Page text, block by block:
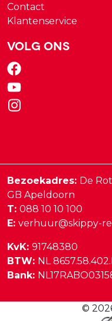
Contact
Klantenservice
Volg ons
Bezoekadres: De
GB Apeldoorn
T: 088 10 10 100
E: verhuur@skippy-
KvK: 91748380
BTW: NL
Bank:
©